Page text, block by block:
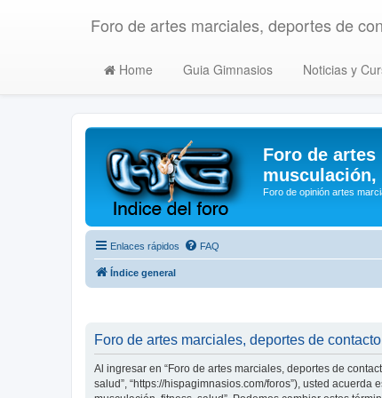
Foro de artes marciales, deportes de
Home Guia Gimnasios Noticias y
Foro de
Foro de opinión artes
Enlaces rápidos FAQ
Índice general
Foro de artes marciales, deportes de
Al ingresar en “Foro de artes marciales, deportes de
salud”, “https://hispagimnasios.com/foros”), usted